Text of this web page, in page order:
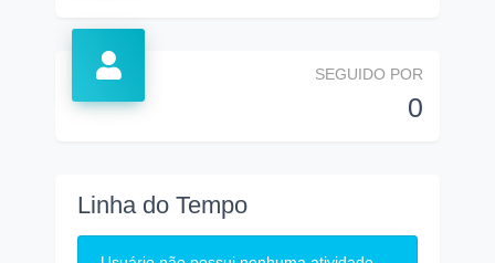
SEGUIDO POR
0
Linha do Tempo